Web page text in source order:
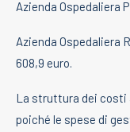
Azienda Ospedaliera
Azienda Ospedaliera
608,9 euro.
La struttura dei costi
poiché le spese di